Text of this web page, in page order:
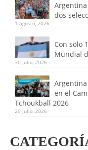
dos
1 agosto, 2026
Con solo
Mundial
30 julio, 2026
en el
Tchoukball 2026
29 julio, 2026